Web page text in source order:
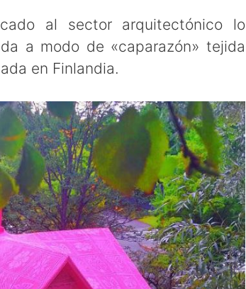
al sector arquitectónico lo
a modo de «caparazón» tejida
en Finlandia.